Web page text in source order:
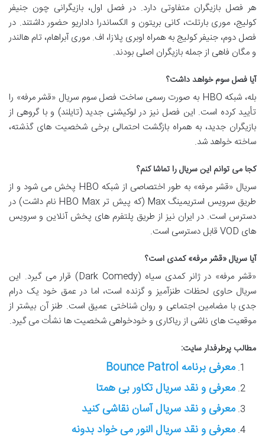
هر فصل بازیگران متفاوتی دارد. در فصل اول، بازیگرانی چون جنیفر
کولیج، موری بارتلت، کانی بریتون و الکساندرا داداریو حضور داشتند. در
فصل دوم، جنیفر کولیج به همراه اوبری پلازا، اف. موری آبراهام، تام هالندر
و مگان فاهی از جمله بازیگران اصلی بودند.
آیا فصل سوم خواهد داشت؟
بله، شبکه HBO به صورت رسمی ساخت فصل سوم سریال «قشر مرفه» را
تأیید کرده است. این فصل نیز در لوکیشنی جدید (تایلند) و با گروهی از
بازیگران جدید، به همراه بازگشت احتمالی برخی شخصیت های گذشته،
ساخته خواهد شد.
کجا می توانم این سریال را تماشا کنم؟
سریال «قشر مرفه» به طور اختصاصی از شبکه HBO پخش می شود و از
طریق سرویس استریمینگ Max (که پیش تر HBO Max نام داشت) در
دسترس است. در ایران نیز از طریق پلتفرم های پخش آنلاین و سرویس
های VOD قابل دسترسی است.
آیا سریال «قشر مرفه» کمدی است؟
«قشر مرفه» در ژانر کمدی سیاه (Dark Comedy) قرار می گیرد. این
سریال حاوی لحظات طنزآمیز و گزنده است، اما در عمق خود یک درام
جدی با مضامین اجتماعی و روان شناختی عمیق است. طنز آن بیشتر از
موقعیت های ناشی از ریاکاری و خودخواهی شخصیت ها نشأت می گیرد.
مطالب پرطرفدار سایت:
معرفی برنامه Bounce Patrol
معرفی و نقد سریال تکاور بی همتا
معرفی و نقد سریال آسان نقاشی کنید
معرفی و نقد سریال النور می خواد بدونه